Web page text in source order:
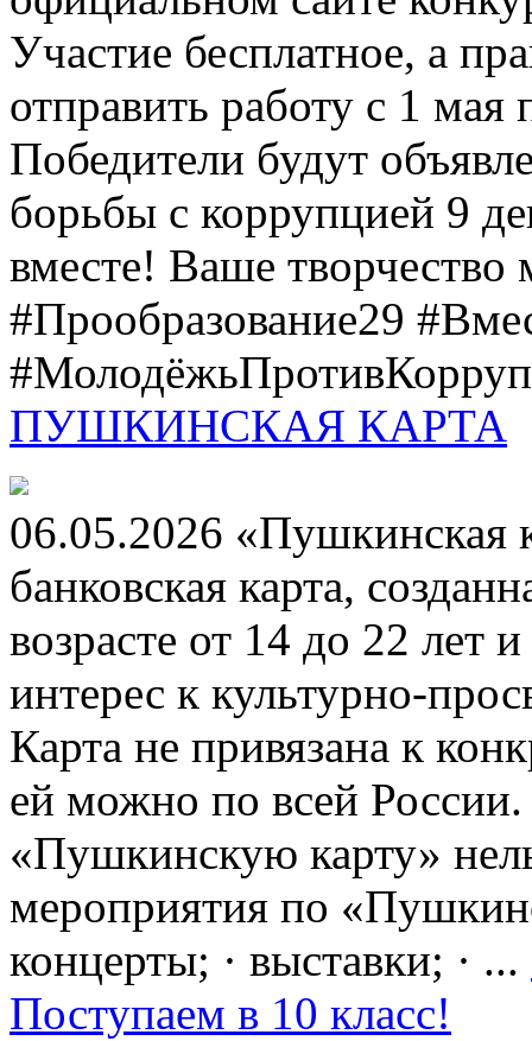
Участие бесплатное, а
отправить работу с 1 мая
Победители будут
борьбы с коррупцией 9
вместе! Ваше творчество
#Прообразование29
ПУШКИНСКАЯ КАРТА
06.05.2026 «Пушкинская
банковская карта,
возрасте от 14 до 22 лет
интерес к культурно-
Карта не привязана к
ей можно по всей
«Пушкинскую карту»
мероприятия по
концерты; · выставки; · ...
Поступаем в 10 класс!